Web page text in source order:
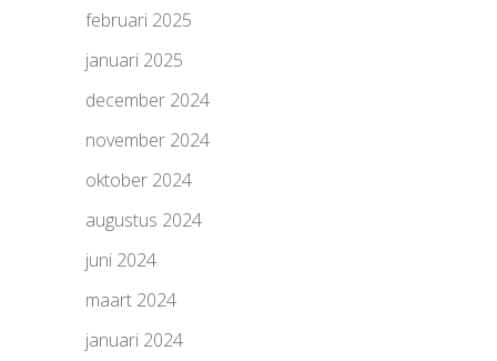
februari 2025
januari 2025
december 2024
november 2024
oktober 2024
augustus 2024
juni 2024
maart 2024
januari 2024